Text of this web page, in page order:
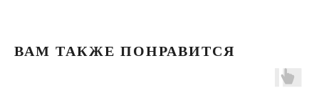
ВАМ ТАКЖЕ ПОНРАВИТСЯ